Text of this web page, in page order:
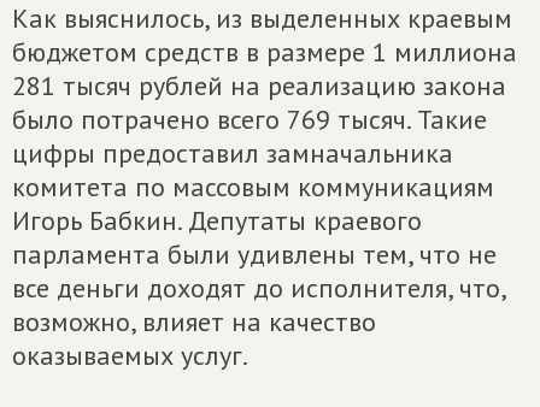
Как выяснилось, из выделенных краевым
бюджетом средств в размере 1 миллиона
281 тысяч рублей на реализацию закона
было потрачено всего 769 тысяч. Такие
цифры предоставил замначальника
комитета по массовым коммуникациям
Игорь Бабкин. Депутаты краевого
парламента были удивлены тем, что не
все деньги доходят до исполнителя, что,
возможно, влияет на качество
оказываемых услуг.